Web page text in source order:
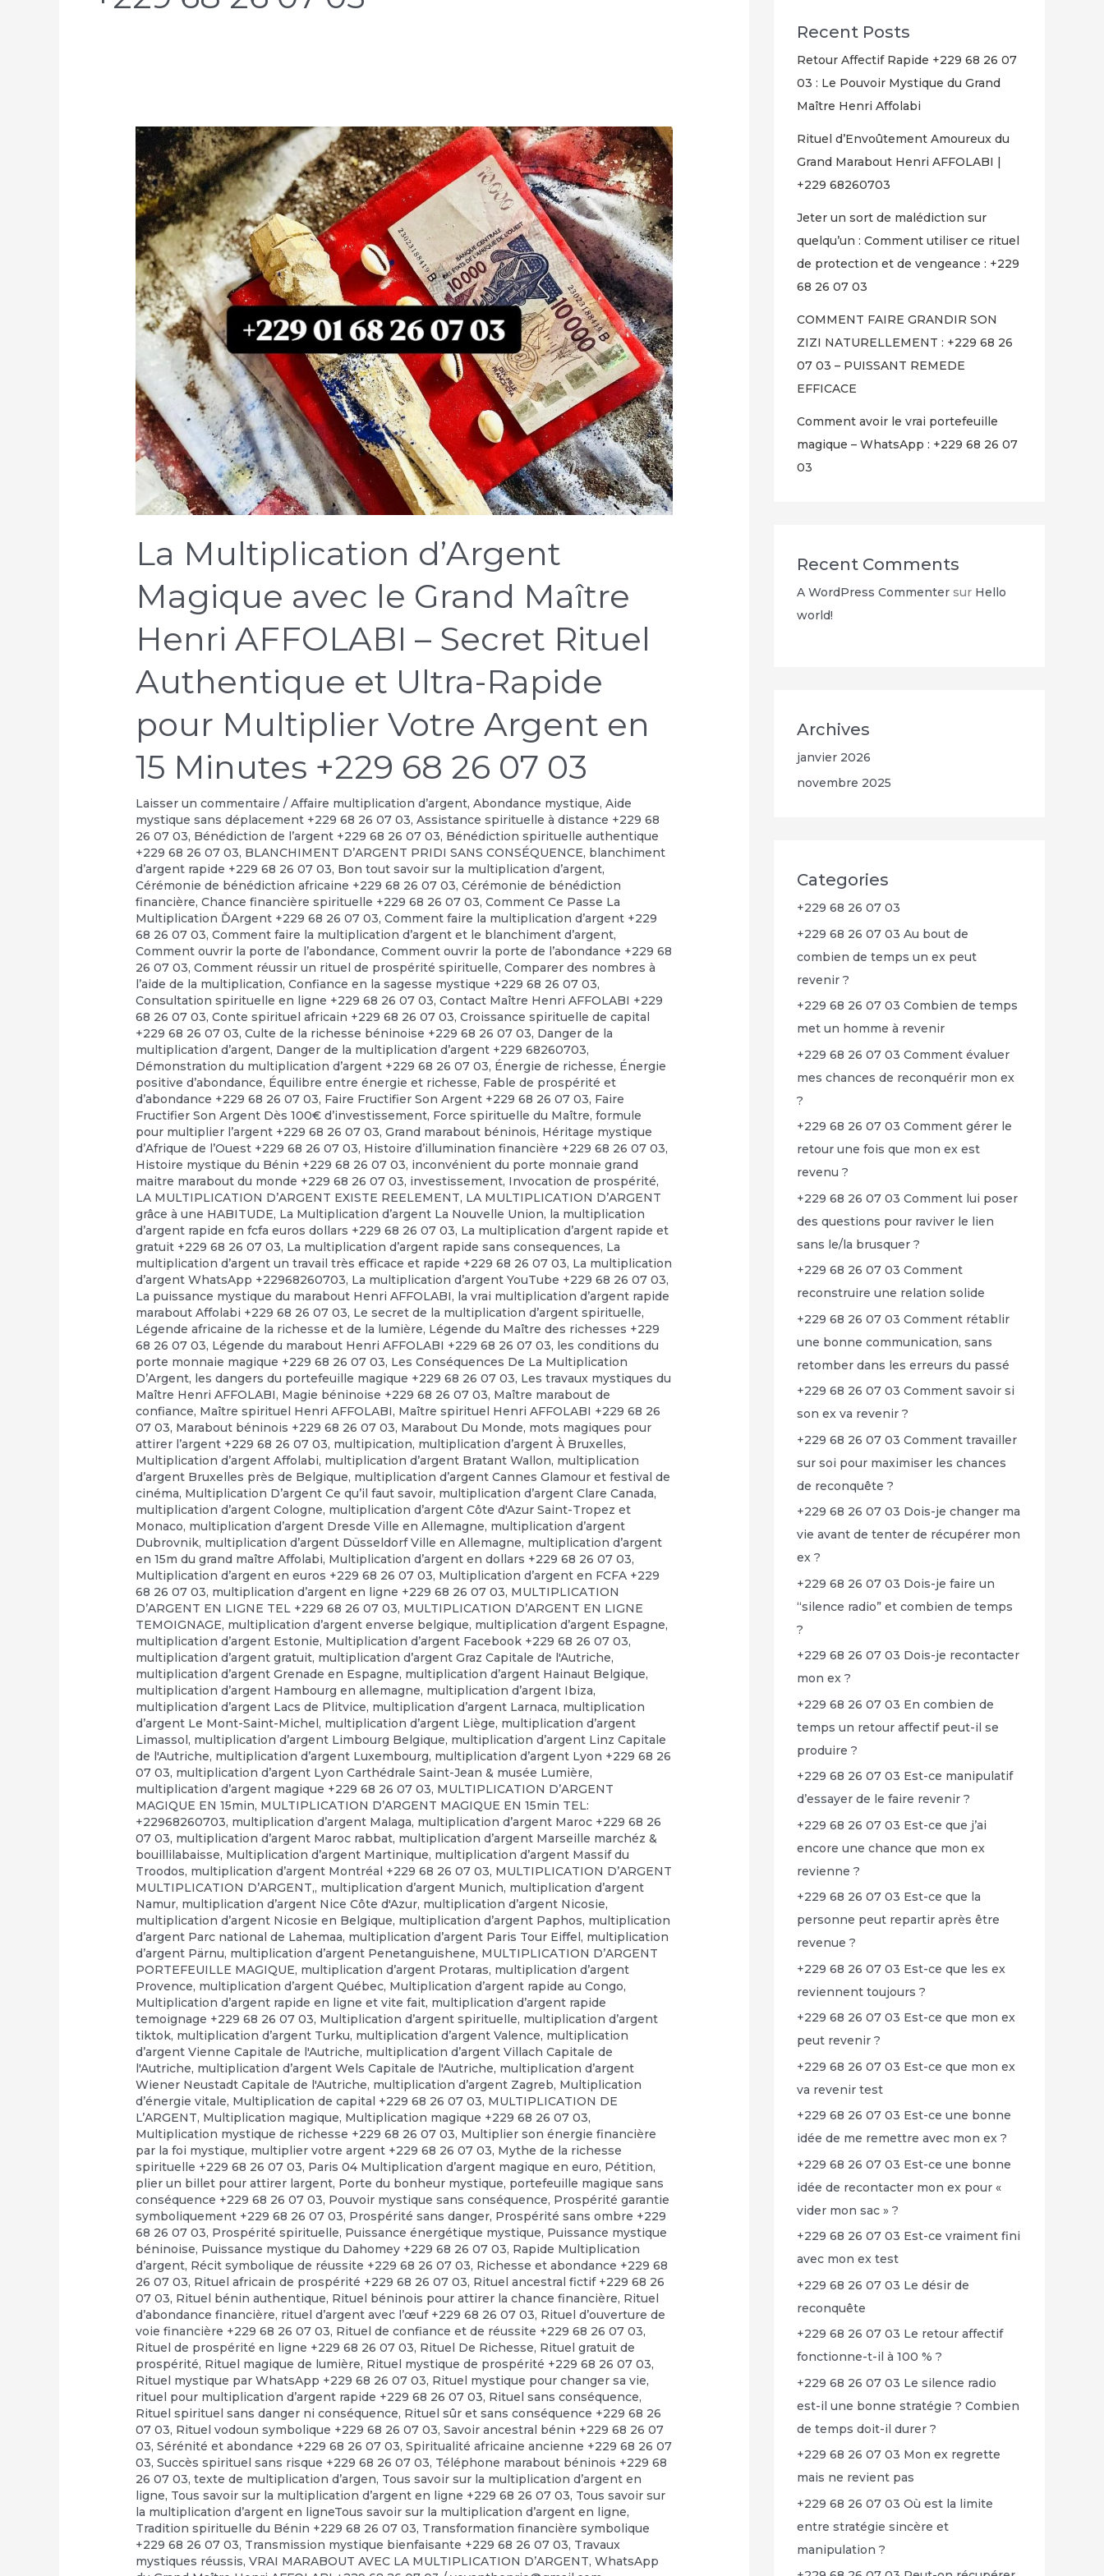
La Multiplication d’Argent
Magique avec le Grand Maître
Henri AFFOLABI – Secret Rituel
Authentique et Ultra-Rapide
pour Multiplier Votre Argent en
15 Minutes +229 68 26 07 03
Laisser un commentaire /Affaire multiplication d’argent,Abondance mystique,Aide
mystique sans déplacement +229 68 26 07 03,Assistance spirituelle à distance +229 68
26 07 03, Bénédiction de l’argent +229 68 26 07 03, Bénédiction spirituelle authentique
+229 68 26 07 03, BLANCHIMENT D’ARGENT PRIDI SANS CONSÉQUENCE, blanchiment
d’argent rapide +229 68 26 07 03, Bon tout savoir sur la multiplication d’argent,
Cérémonie de bénédiction africaine +229 68 26 07 03,Cérémonie de bénédiction
financière,Chance financière spirituelle +229 68 26 07 03,Comment Ce Passe La
Multiplication ĎArgent +229 68 26 07 03,Comment faire la multiplication d’argent +229
68 26 07 03,Comment faire la multiplication d’argent et le blanchiment d’argent,
Comment ouvrir la porte de l’abondance,Comment ouvrir la porte de l’abondance +229 68
26 07 03,Comment réussir un rituel de prospérité spirituelle,Comparer des nombres à
l’aide de la multiplication,Confiance en la sagesse mystique +229 68 26 07 03,
Consultation spirituelle en ligne +229 68 26 07 03,Contact Maître Henri AFFOLABI +229
68 26 07 03,Conte spirituel africain +229 68 26 07 03,Croissance spirituelle de capital
+229 68 26 07 03,Culte de la richesse béninoise +229 68 26 07 03, Danger de la
multiplication d’argent, Danger de la multiplication d’argent +229 68260703,
Démonstration du multiplication d’argent +229 68 26 07 03, Énergie de richesse, Énergie
positive d’abondance, Équilibre entre énergie et richesse, Fable de prospérité et
d’abondance +229 68 26 07 03, Faire Fructifier Son Argent +229 68 26 07 03, Faire
Fructifier Son Argent Dès 100€ d’investissement, Force spirituelle du Maître,formule
pour multiplier l’argent +229 68 26 07 03,Grand marabout béninois, Héritage mystique
d’Afrique de l’Ouest +229 68 26 07 03, Histoire d’illumination financière +229 68 26 07 03,
Histoire mystique du Bénin +229 68 26 07 03, inconvénient du porte monnaie grand
maitre marabout du monde +229 68 26 07 03, investissement, Invocation de prospérité,
LA MULTIPLICATION D’ARGENT EXISTE REELEMENT, LA MULTIPLICATION D’ARGENT
grâce à une HABITUDE, La Multiplication d’argent La Nouvelle Union, la multiplication
d’argent rapide en fcfa euros dollars +229 68 26 07 03, La multiplication d’argent rapide et
gratuit +229 68 26 07 03, La multiplication d’argent rapide sans consequences, La
multiplication d’argent un travail très efficace et rapide +229 68 26 07 03, La multiplication
d’argent WhatsApp +22968260703, La multiplication d’argent YouTube +229 68 26 07 03,
La puissance mystique du marabout Henri AFFOLABI, la vrai multiplication d’argent rapide
marabout Affolabi +229 68 26 07 03, Le secret de la multiplication d’argent spirituelle,
Légende africaine de la richesse et de la lumière, Légende du Maître des richesses +229
68 26 07 03, Légende du marabout Henri AFFOLABI +229 68 26 07 03, les conditions du
porte monnaie magique +229 68 26 07 03, Les Conséquences De La Multiplication
D’Argent, les dangers du portefeuille magique +229 68 26 07 03, Les travaux mystiques du
Maître Henri AFFOLABI, Magie béninoise +229 68 26 07 03, Maître marabout de
confiance, Maître spirituel Henri AFFOLABI, Maître spirituel Henri AFFOLABI +229 68 26
07 03, Marabout béninois +229 68 26 07 03, Marabout Du Monde, mots magiques pour
attirer l’argent +229 68 26 07 03, multipication, multiplication d’argent À Bruxelles,
Multiplication d’argent Affolabi, multiplication d’argent Bratant Wallon, multiplication
d’argent Bruxelles près de Belgique, multiplication d’argent Cannes Glamour et festival de
cinéma, Multiplication D’argent Ce qu’il faut savoir, multiplication d’argent Clare Canada,
multiplication d’argent Cologne, multiplication d’argent Côte d'Azur Saint-Tropez et
Monaco, multiplication d’argent Dresde Ville en Allemagne, multiplication d’argent
Dubrovnik, multiplication d’argent Düsseldorf Ville en Allemagne, multiplication d’argent
en 15m du grand maître Affolabi, Multiplication d’argent en dollars +229 68 26 07 03,
Multiplication d’argent en euros +229 68 26 07 03, Multiplication d’argent en FCFA +229
68 26 07 03, multiplication d’argent en ligne +229 68 26 07 03, MULTIPLICATION
D’ARGENT EN LIGNE TEL +229 68 26 07 03, MULTIPLICATION D’ARGENT EN LIGNE
TEMOIGNAGE, multiplication d’argent enverse belgique, multiplication d’argent Espagne,
multiplication d’argent Estonie, Multiplication d’argent Facebook +229 68 26 07 03,
multiplication d’argent gratuit, multiplication d’argent Graz Capitale de l'Autriche,
multiplication d’argent Grenade en Espagne, multiplication d’argent Hainaut Belgique,
multiplication d’argent Hambourg en allemagne, multiplication d’argent Ibiza,
multiplication d’argent Lacs de Plitvice, multiplication d’argent Larnaca, multiplication
d’argent Le Mont-Saint-Michel, multiplication d’argent Liège, multiplication d’argent
Limassol, multiplication d’argent Limbourg Belgique, multiplication d’argent Linz Capitale
de l'Autriche, multiplication d’argent Luxembourg, multiplication d’argent Lyon +229 68 26
07 03, multiplication d’argent Lyon Carthédrale Saint-Jean & musée Lumière,
multiplication d’argent magique +229 68 26 07 03, MULTIPLICATION D’ARGENT
MAGIQUE EN 15min, MULTIPLICATION D’ARGENT MAGIQUE EN 15min TEL:
+22968260703, multiplication d’argent Malaga, multiplication d’argent Maroc +229 68 26
07 03, multiplication d’argent Maroc rabbat, multiplication d’argent Marseille marchéz &
bouillilabaisse, Multiplication d’argent Martinique, multiplication d’argent Massif du
Troodos, multiplication d’argent Montréal +229 68 26 07 03, MULTIPLICATION D’ARGENT
MULTIPLICATION D’ARGENT,, multiplication d’argent Munich, multiplication d’argent
Namur, multiplication d’argent Nice Côte d'Azur, multiplication d’argent Nicosie,
multiplication d’argent Nicosie en Belgique, multiplication d’argent Paphos, multiplication
d’argent Parc national de Lahemaa, multiplication d’argent Paris Tour Eiffel, multiplication
d’argent Pärnu, multiplication d’argent Penetanguishene, MULTIPLICATION D’ARGENT
PORTEFEUILLE MAGIQUE, multiplication d’argent Protaras, multiplication d’argent
Provence, multiplication d’argent Québec, Multiplication d’argent rapide au Congo,
Multiplication d’argent rapide en ligne et vite fait, multiplication d’argent rapide
temoignage +229 68 26 07 03, Multiplication d’argent spirituelle, multiplication d’argent
tiktok, multiplication d’argent Turku, multiplication d’argent Valence, multiplication
d’argent Vienne Capitale de l'Autriche, multiplication d’argent Villach Capitale de
l'Autriche, multiplication d’argent Wels Capitale de l'Autriche, multiplication d’argent
Wiener Neustadt Capitale de l'Autriche, multiplication d’argent Zagreb, Multiplication
d’énergie vitale, Multiplication de capital +229 68 26 07 03, MULTIPLICATION DE
L’ARGENT, Multiplication magique, Multiplication magique +229 68 26 07 03,
Multiplication mystique de richesse +229 68 26 07 03, Multiplier son énergie financière
par la foi mystique, multiplier votre argent +229 68 26 07 03, Mythe de la richesse
spirituelle +229 68 26 07 03, Paris 04 Multiplication d’argent magique en euro, Pétition,
plier un billet pour attirer largent, Porte du bonheur mystique, portefeuille magique sans
conséquence +229 68 26 07 03, Pouvoir mystique sans conséquence, Prospérité garantie
symboliquement +229 68 26 07 03, Prospérité sans danger, Prospérité sans ombre +229
68 26 07 03, Prospérité spirituelle, Puissance énergétique mystique, Puissance mystique
béninoise, Puissance mystique du Dahomey +229 68 26 07 03, Rapide Multiplication
d’argent, Récit symbolique de réussite +229 68 26 07 03, Richesse et abondance +229 68
26 07 03, Rituel africain de prospérité +229 68 26 07 03, Rituel ancestral fictif +229 68 26
07 03, Rituel bénin authentique, Rituel béninois pour attirer la chance financière, Rituel
d’abondance financière, rituel d’argent avec l’œuf +229 68 26 07 03, Rituel d’ouverture de
voie financière +229 68 26 07 03, Rituel de confiance et de réussite +229 68 26 07 03,
Rituel de prospérité en ligne +229 68 26 07 03, Rituel De Richesse, Rituel gratuit de
prospérité, Rituel magique de lumière, Rituel mystique de prospérité +229 68 26 07 03,
Rituel mystique par WhatsApp +229 68 26 07 03, Rituel mystique pour changer sa vie,
rituel pour multiplication d’argent rapide +229 68 26 07 03, Rituel sans conséquence,
Rituel spirituel sans danger ni conséquence, Rituel sûr et sans conséquence +229 68 26
07 03, Rituel vodoun symbolique +229 68 26 07 03,Savoir ancestral bénin +229 68 26 07
03,Sérénité et abondance +229 68 26 07 03,Spiritualité africaine ancienne +229 68 26 07
03,Succès spirituel sans risque +229 68 26 07 03, Téléphone marabout béninois +229 68
26 07 03,texte de multiplication d’argen, Tous savoir sur la multiplication d’argent en
ligne, Tous savoir sur la multiplication d’argent en ligne +229 68 26 07 03, Tous savoir sur
la multiplication d’argent en ligneTous savoir sur la multiplication d’argent en ligne,
Tradition spirituelle du Bénin +229 68 26 07 03, Transformation financière symbolique
+229 68 26 07 03, Transmission mystique bienfaisante +229 68 26 07 03, Travaux
mystiques réussis,VRAI MARABOUT AVEC LA MULTIPLICATION D’ARGENT,WhatsApp
Recent Posts
Retour Affectif Rapide +229 68 26 07
03 : Le Pouvoir Mystique du Grand
Maître Henri Affolabi
Rituel d’Envoûtement Amoureux du
Grand Marabout Henri AFFOLABI |
+229 68260703
Jeter un sort de malédiction sur
quelqu’un : Comment utiliser ce rituel
de protection et de vengeance : +229
68 26 07 03
COMMENT FAIRE GRANDIR SON
ZIZI NATURELLEMENT : +229 68 26
07 03 – PUISSANT REMEDE
EFFICACE
Comment avoir le vrai portefeuille
magique – WhatsApp : +229 68 26 07
03
Recent Comments
A WordPress Commenter sur Hello
world!
Archives
janvier 2026
novembre 2025
Categories
+229 68 26 07 03
+229 68 26 07 03 Au bout de
combien de temps un ex peut
revenir ?
+229 68 26 07 03 Combien de temps
met un homme à revenir
+229 68 26 07 03 Comment évaluer
mes chances de reconquérir mon ex
?
+229 68 26 07 03 Comment gérer le
retour une fois que mon ex est
revenu ?
+229 68 26 07 03 Comment lui poser
des questions pour raviver le lien
sans le/la brusquer ?
+229 68 26 07 03 Comment
reconstruire une relation solide
+229 68 26 07 03 Comment rétablir
une bonne communication, sans
retomber dans les erreurs du passé
+229 68 26 07 03 Comment savoir si
son ex va revenir ?
+229 68 26 07 03 Comment travailler
sur soi pour maximiser les chances
de reconquête ?
+229 68 26 07 03 Dois-je changer ma
vie avant de tenter de récupérer mon
ex ?
+229 68 26 07 03 Dois-je faire un
“silence radio” et combien de temps
?
+229 68 26 07 03 Dois-je recontacter
mon ex ?
+229 68 26 07 03 En combien de
temps un retour affectif peut-il se
produire ?
+229 68 26 07 03 Est-ce manipulatif
d’essayer de le faire revenir ?
+229 68 26 07 03 Est-ce que j’ai
encore une chance que mon ex
revienne ?
+229 68 26 07 03 Est-ce que la
personne peut repartir après être
revenue ?
+229 68 26 07 03 Est-ce que les ex
reviennent toujours ?
+229 68 26 07 03 Est-ce que mon ex
peut revenir ?
+229 68 26 07 03 Est-ce que mon ex
va revenir test
+229 68 26 07 03 Est-ce une bonne
idée de me remettre avec mon ex ?
+229 68 26 07 03 Est-ce une bonne
idée de recontacter mon ex pour «
vider mon sac » ?
+229 68 26 07 03 Est-ce vraiment fini
avec mon ex test
+229 68 26 07 03 Le désir de
reconquête
+229 68 26 07 03 Le retour affectif
fonctionne-t-il à 100 % ?
+229 68 26 07 03 Le silence radio
est-il une bonne stratégie ? Combien
de temps doit-il durer ?
+229 68 26 07 03 Mon ex regrette
mais ne revient pas
+229 68 26 07 03 Où est la limite
entre stratégie sincère et
manipulation ?